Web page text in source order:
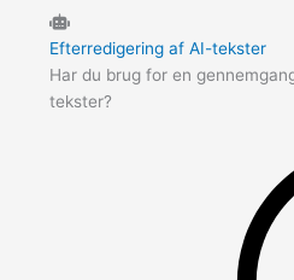
Efterredigering af AI-tekster
Har du brug for en
tekster?